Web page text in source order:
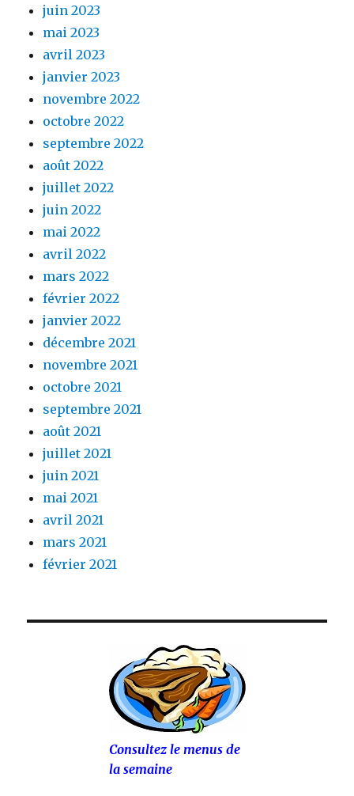
juin 2023
mai 2023
avril 2023
janvier 2023
novembre 2022
octobre 2022
septembre 2022
août 2022
juillet 2022
juin 2022
mai 2022
avril 2022
mars 2022
février 2022
janvier 2022
décembre 2021
novembre 2021
octobre 2021
septembre 2021
août 2021
juillet 2021
juin 2021
mai 2021
avril 2021
mars 2021
février 2021
Consultez le menus de
la semaine